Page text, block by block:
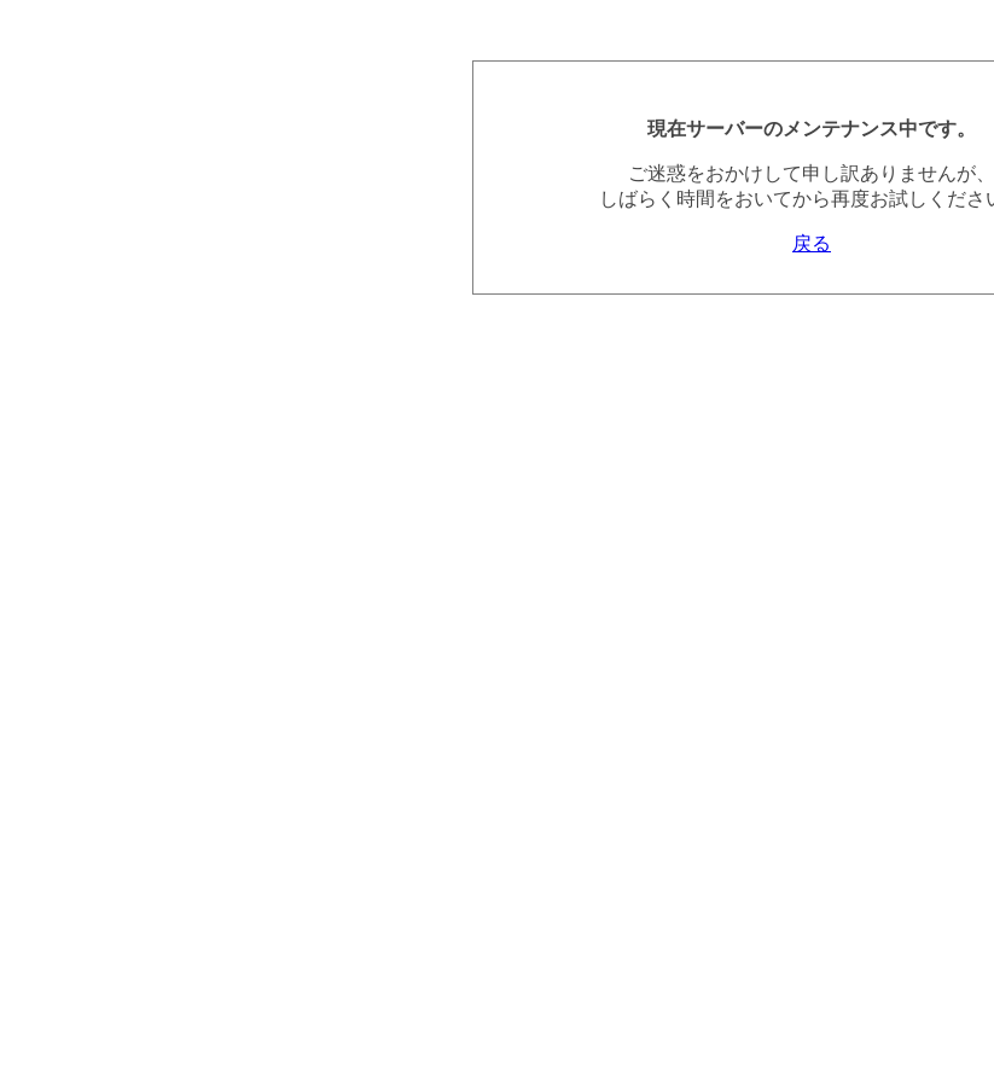
現在サーバーのメンテナンス中です。
ご迷惑をおかけして申し訳ありませんが、
しばらく時間をおいてから再度お試しくださ
戻る